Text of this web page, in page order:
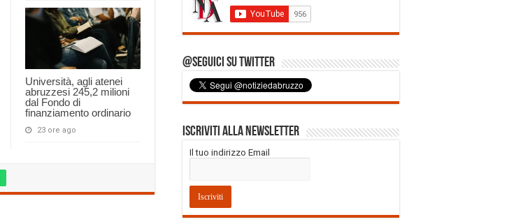
Università, agli atenei
abruzzesi 245,2 milioni
dal Fondo di
finanziamento ordinario
23 ore ago
@Seguici su Twitter
Iscriviti alla Newsletter
Il tuo indirizzo Email